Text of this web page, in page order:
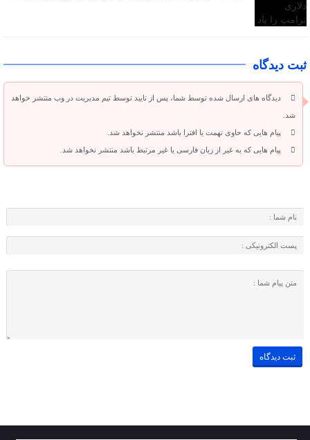
ثبت دیدگاه
دیدگاه های ارسال شده توسط شما، پس از تایید توسط تیم مدیریت در وب منتشر خواهد
شد.
پیام هایی که حاوی تهمت یا افترا باشد منتشر نخواهد شد.
پیام هایی که به غیر از زبان فارسی یا غیر مرتبط باشد منتشر نخواهد شد.